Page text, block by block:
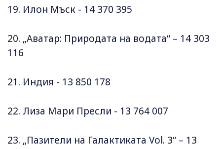
19. Илон Мъск - 14 370 395
20. „Аватар: Природата на водата“ – 14 303
116
21. Индия - 13 850 178
22. Лиза Мари Пресли - 13 764 007
23. „Пазители на Галактиката Vol. 3“ – 13